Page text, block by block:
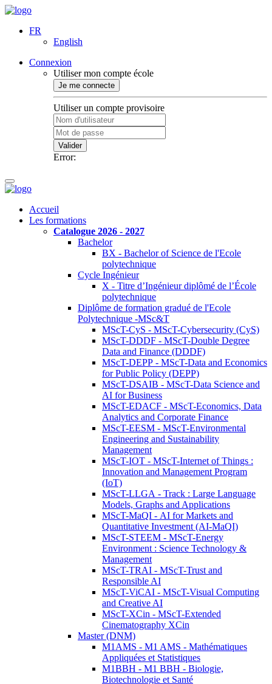
FR
English
Connexion
Utiliser mon compte école
Je me connecte
Utiliser un compte provisoire
Valider
Error:
Accueil
Les formations
Catalogue 2026 - 2027
Bachelor
BX - Bachelor of Science de l'Ecole
polytechnique
Cycle Ingénieur
X - Titre d’Ingénieur diplômé de l’École
polytechnique
Diplôme de formation gradué de l'Ecole
Polytechnique -MSc&T
MScT-CyS - MScT-Cybersecurity (CyS)
MScT-DDDF - MScT-Double Degree
Data and Finance (DDDF)
MScT-DEPP - MScT-Data and Economics
for Public Policy (DEPP)
MScT-DSAIB - MScT-Data Science and
AI for Business
MScT-EDACF - MScT-Economics, Data
Analytics and Corporate Finance
MScT-EESM - MScT-Environmental
Engineering and Sustainability
Management
MScT-IOT - MScT-Internet of Things :
Innovation and Management Program
(IoT)
MScT-LLGA - Track : Large Language
Models, Graphs and Applications
MScT-MaQI - AI for Markets and
Quantitative Investment (AI-MaQI)
MScT-STEEM - MScT-Energy
Environment : Science Technology &
Management
MScT-TRAI - MScT-Trust and
Responsible AI
MScT-ViCAI - MScT-Visual Computing
and Creative AI
MScT-XCin - MScT-Extended
Cinematography XCin
Master (DNM)
M1AMS - M1 AMS - Mathématiques
Appliquées et Statistiques
M1BBH - M1 BBH - Biologie,
Biotechnologie et Santé